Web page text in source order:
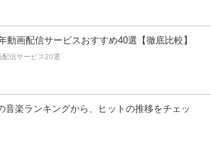
動画配信サービスおすすめ40選【徹底比較】
配信サービス20選
音楽ランキングから、ヒットの推移をチェッ